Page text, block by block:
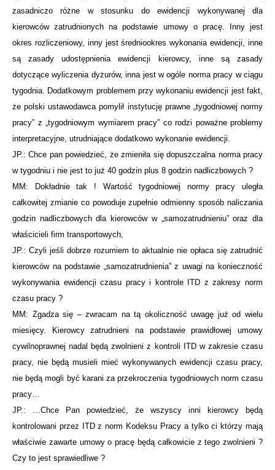
zasadniczo różne w stosunku do ewidencji wykonywanej dla
kierowców zatrudnionych na podstawie umowy o pracę. Inny jest
okres rozliczeniowy, inny jest średniookres wykonania ewidencji, inne
są zasady udostępnienia ewidencji kierowcy, inne są zasady
dotyczące wyliczenia dyżurów, inna jest w ogóle norma pracy w ciągu
tygodnia. Dodatkowym problemem przy wykonaniu ewidencji jest fakt,
że polski ustawodawca pomylił instytucję prawne „tygodniowej normy
pracy” z „tygodniowym wymiarem pracy” co rodzi poważne problemy
interpretacyjne, utrudniające dodatkowo wykonanie ewidencji.
JP.: Chce pan powiedzieć, że zmieniła się dopuszczalna norma pracy
w tygodniu i nie jest to już 40 godzin plus 8 godzin nadliczbowych ?
MM: Dokładnie tak ! Wartość tygodniowej normy pracy uległa
całkowitej zmianie co powoduje zupełnie odmienny sposób naliczania
godzin nadliczbowych dla kierowców w „samozatrudnieniu” oraz dla
właścicieli firm transportowych,
JP.: Czyli jeśli dobrze rozumiem to aktualnie nie opłaca się zatrudnić
kierowców na podstawie „samozatrudnienia” z uwagi na konieczność
wykonywania ewidencji czasu pracy i kontrole ITD z zakresy norm
czasu pracy ?
MM: Zgadza się – zwracam na tą okoliczność uwagę już od wielu
miesięcy. Kierowcy zatrudnieni na podstawie prawidłowej umowy
cywilnoprawnej nadal będą zwolnieni z kontroli ITD w zakresie czasu
pracy, nie będą musieli mieć wykonywanych ewidencji czasu pracy,
nie będą mogli być karani za przekroczenia tygodniowych norm czasu
pracy…
JP.: …Chce Pan powiedzieć, że wszyscy inni kierowcy będą
kontrolowani przez ITD z norm Kodeksu Pracy a tylko ci którzy mają
właściwie zawarte umowy o pracę będą całkowicie z tego zwolnieni ?
Czy to jest sprawiedliwe ?